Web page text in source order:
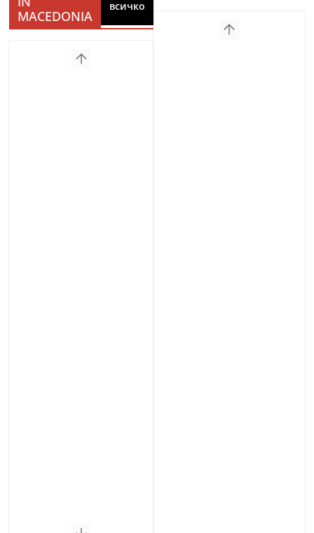
MACEDONIA
всичко